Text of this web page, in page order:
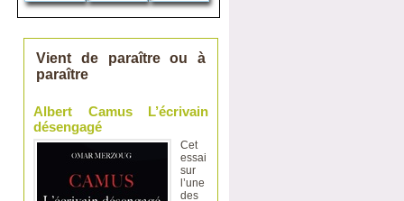
Vient de paraître ou à
paraître
Albert Camus L’écrivain
désengagé
Cet
essai
sur
l’une
des